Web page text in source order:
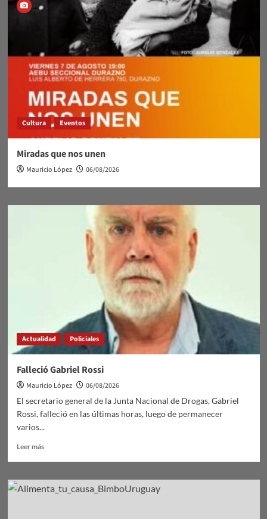
Cultura Eventos
Miradas que nos unen
Mauricio López 06/08/2026
Actualidad Policiales
Falleció Gabriel Rossi
Mauricio López
06/08/2026
El secretario general de la Junta Nacional de Drogas, Gabriel
Rossi, falleció en las últimas horas, luego de permanecer
varios...
Leer másLeer
Falleció
Gabriel